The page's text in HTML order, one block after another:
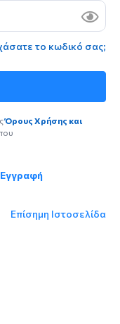
το κωδικό σας;
Όρους Χρήσης και
Εγγραφή
Επίσημη Ιστοσελίδα